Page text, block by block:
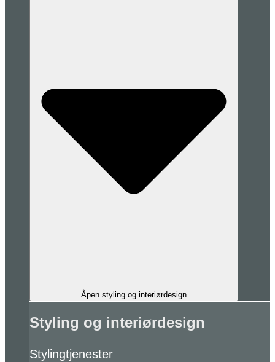
Åpen styling og interiørdesign
Styling og interiørdesign
Stylingtjenester